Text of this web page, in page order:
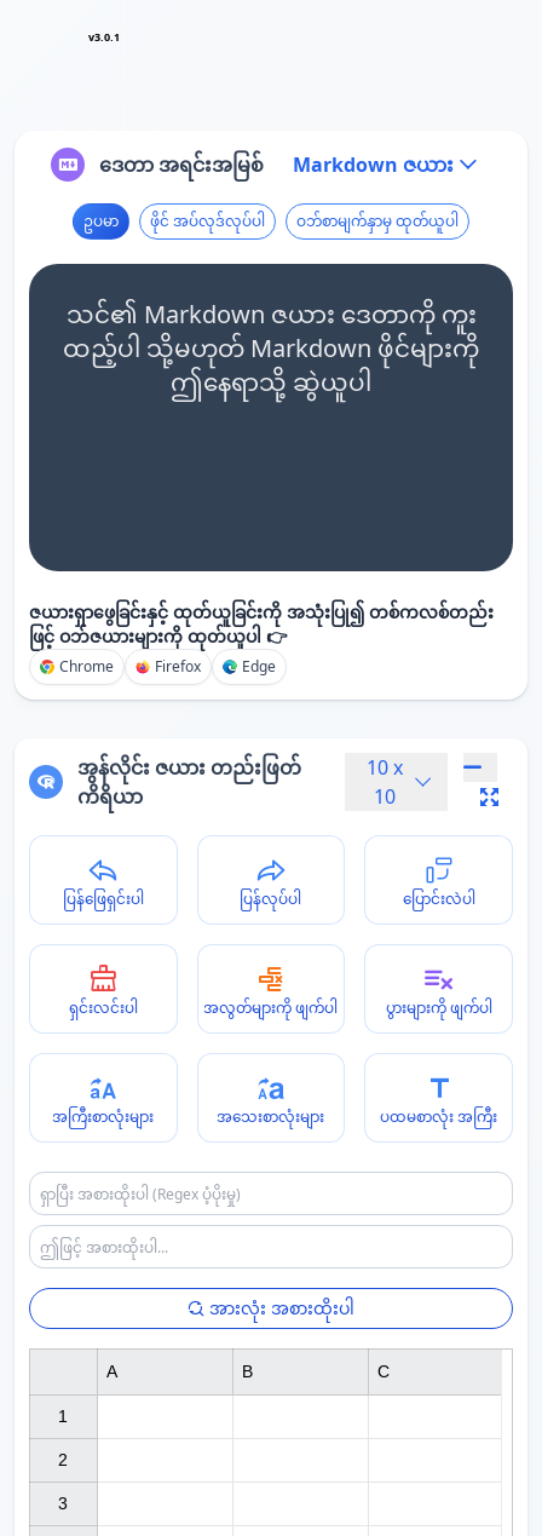
v3.0.1
ဒေတာ အရင်းအမြစ် Markdown ဇယား
ဥပမာ ဖိုင် အပ်လုဒ်လုပ်ပါ ဝဘ်စာမျက်နှာမှ ထုတ်ယူပါ
သင်၏ Markdown ဇယား ဒေတာကို ကူး
ထည့်ပါ သို့မဟုတ် Markdown ဖိုင်များကို
ဤနေရာသို့ ဆွဲယူပါ
ဇယားရှာဖွေခြင်းနှင့် ထုတ်ယူခြင်းကို အသုံးပြု၍ တစ်ကလစ်တည်း
ဖြင့် ဝဘ်ဇယားများကို ထုတ်ယူပါ 👉
Chrome Firefox Edge
အွန်လိုင်း ဇယား တည်းဖြတ်
ကိရိယာ
10 x
10
ပြန်ဖြေရှင်းပါ ပြန်လုပ်ပါ ပြောင်းလဲပါ
ရှင်းလင်းပါ အလွတ်များကို ဖျက်ပါ ပွားများကို ဖျက်ပါ
အကြီးစာလုံးများ အသေးစာလုံးများ ပထမစာလုံး အကြီး
အားလုံး အစားထိုးပါ
1
2
3
A B C